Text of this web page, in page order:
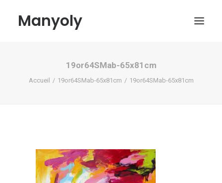
Manyoly
Contact
Mon compte
19or64SMab-65x81cm
Accueil 19or64SMab-65x81cm 19or64SMab-65x81cm